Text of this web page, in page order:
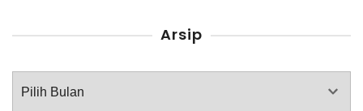
Arsip
Arsip